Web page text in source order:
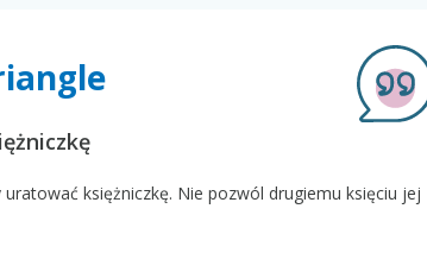
uratować księżniczkę. Nie pozwól drugiemu księciu jej